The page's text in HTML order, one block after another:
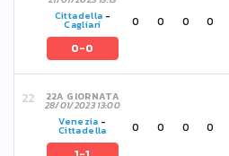
Cittadella -
Cagliari
0-0
0 0 0 0
22A GIORNATA
28/01/2023 13:00
Venezia -
Cittadella 0 0 0 0